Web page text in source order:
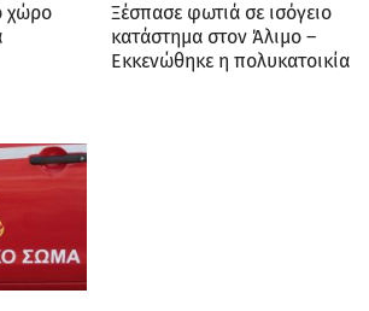
χώρο
Ξέσπασε φωτιά σε ισόγειο
κατάστημα στον Άλιμο –
Εκκενώθηκε η πολυκατοικία